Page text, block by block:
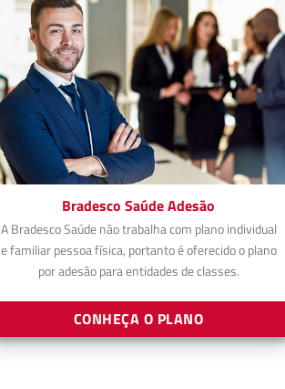
Bradesco Saúde Adesão
A Bradesco Saúde não trabalha com plano individual
e familiar pessoa física, portanto é oferecido o plano
por adesão para entidades de classes.
CONHEÇA O PLANO